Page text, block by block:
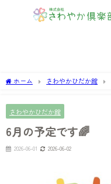
ホーム さわやかひだか館
さわやかひだか館
6月の予定です🌈
2026-06-01 2026-06-02